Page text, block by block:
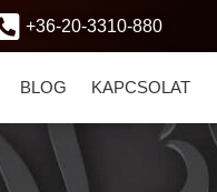
+36-20-3310-880
BLOG KAPCSOLAT